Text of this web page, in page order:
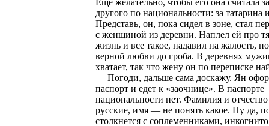
Еще желательно, чтобы его она считала
другого по национальности: за татарина
Представь, он, пока сидел в зоне, стал
с женщиной из деревни. Наплел ей про
жизнь и все такое, надавил на жалость,
верной любви до гроба. В деревнях
хватает, так что жену он по переписке
— Погоди, дальше сама доскажу. Ян
паспорт и едет к «заочнице». В паспорте
национальности нет. Фамилия и
русские, имя — не понять какое. Ну да,
столкнется с соплеменниками,